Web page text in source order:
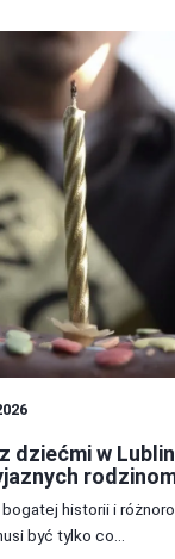
dziećmi w
historii i
być tylko co...